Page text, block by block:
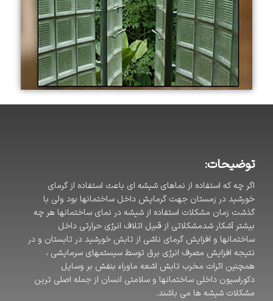
توضیحات:
اگر چه که استفاده از نماهای شیشه ای باعث استفاده از گرمای
خورشید در زمستان جهت گرمایش داخل ساختمانها بود ولی با
گذشت زمان مشکلات استفاده از شیشه در نمای ساختمانها هر چه
بیشتر آشکار شدمشکلاتی از قبیل اتلاف انرژی حرارتی داخل
ساختمانها و افزایش گرمای ناشی از تابش خورشید در تابستان و در
نتیجه افزایش مصرف انرژی برق توسط سیستمهای سرمایشی ،
همچنین اثرات مخرب تابش اشعه ماوراء بنفش بر وسایل
دکوراسیون داخلی ساختمانها و سلامتی انسان از جمله اصلی ترین
مشکلات شیشه ها می باشند.